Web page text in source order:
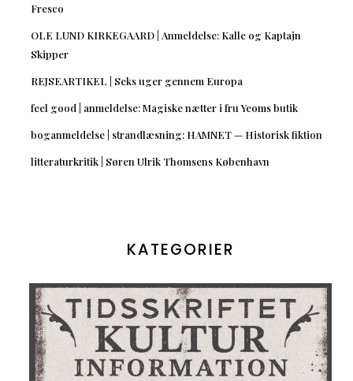
Fresco
OLE LUND KIRKEGAARD | Anmeldelse: Kalle og Kaptajn
Skipper
REJSEARTIKEL | Seks uger gennem Europa
feel good | anmeldelse: Magiske nætter i fru Yeoms butik
boganmeldelse | strandlæsning: HAMNET — Historisk fiktion
litteraturkritik | Søren Ulrik Thomsens København
KATEGORIER